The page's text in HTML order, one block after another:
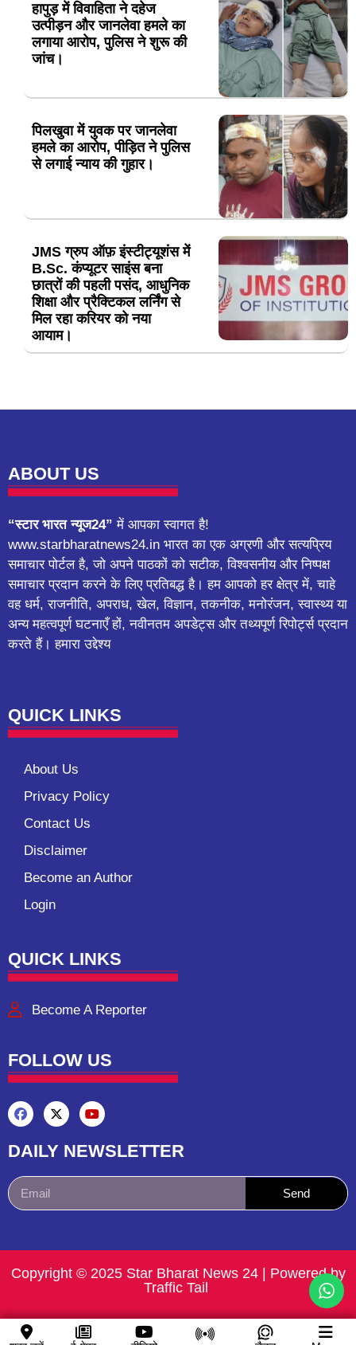
हापुड़ में विवाहिता ने दहेज
उत्पीड़न और जानलेवा हमले का
लगाया आरोप, पुलिस ने शुरू की
जांच।
पिलखुवा में युवक पर जानलेवा
हमले का आरोप, पीड़ित ने पुलिस
से लगाई न्याय की गुहार।
JMS ग्रुप ऑफ़ इंस्टीट्यूशंस में
B.Sc. कंप्यूटर साइंस बना
छात्रों की पहली पसंद, आधुनिक
शिक्षा और प्रैक्टिकल लर्निंग से
मिल रहा करियर को नया
आयाम।
ABOUT US
“स्टार भारत न्यूज24” में आपका स्वागत है!
www.starbharatnews24.in भारत का एक अग्रणी और सत्यप्रिय
समाचार पोर्टल है, जो अपने पाठकों को सटीक, विश्वसनीय और निष्पक्ष
समाचार प्रदान करने के लिए प्रतिबद्ध है। हम आपको हर क्षेत्र में, चाहे
वह धर्म, राजनीति, अपराध, खेल, विज्ञान, तकनीक, मनोरंजन, स्वास्थ्य या
अन्य महत्वपूर्ण घटनाएँ हों, नवीनतम अपडेट्स और तथ्यपूर्ण रिपोर्ट्स प्रदान
करते हैं। हमारा उद्देश्य
QUICK LINKS
About Us
Privacy Policy
Contact Us
Disclaimer
Become an Author
Login
QUICK LINKS
Become A Reporter
FOLLOW US
DAILY NEWSLETTER
Send
Copyright © 2025 Star Bharat News 24 | Powered by
Traffic Tail ​